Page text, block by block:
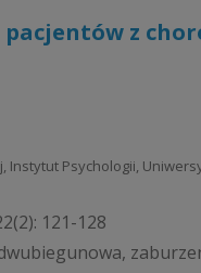
z
Instytut Psychologii,
121-128